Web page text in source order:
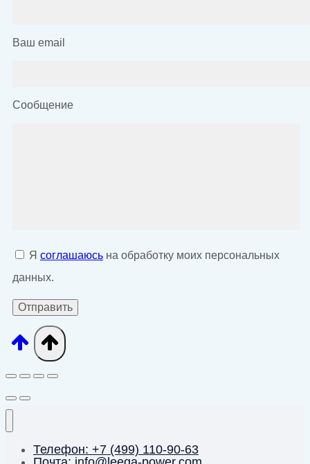
Ваш email
Сообщение
Я соглашаюсь на обработку моих персональных
данных.
Телефон: +7 (499) 110-90-63